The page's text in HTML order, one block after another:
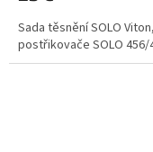
Sada těsnění SOLO
postřikovače SOLO 456/